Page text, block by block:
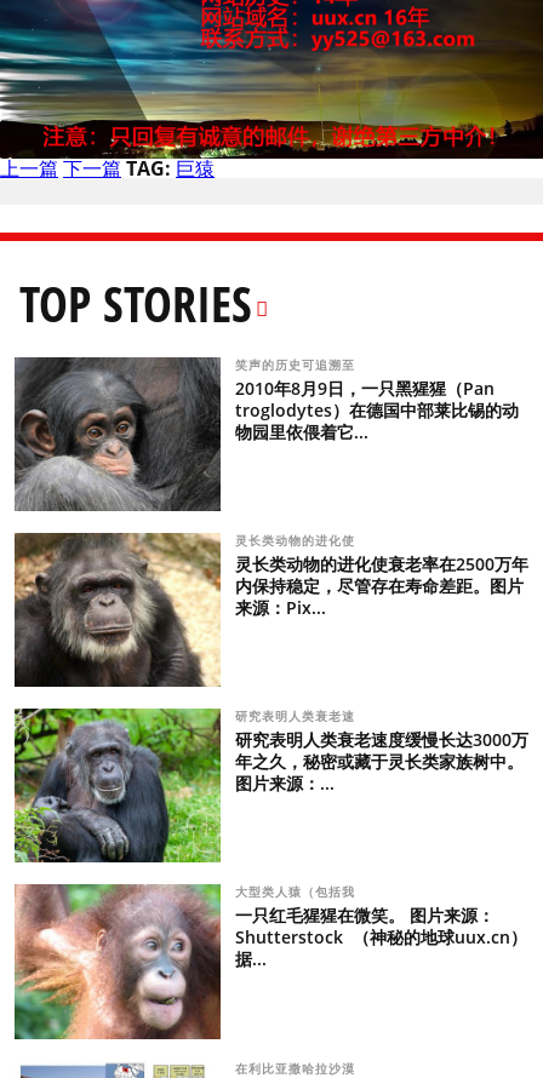
上一篇 下一篇 TAG: 巨猿
TOP STORIES
笑声的历史可追溯至
2010年8月9日，一只黑猩猩（Pan
troglodytes）在德国中部莱比锡的动
物园里依偎着它...
灵长类动物的进化使
灵长类动物的进化使衰老率在2500万年
内保持稳定，尽管存在寿命差距。图片
来源：Pix...
研究表明人类衰老速
研究表明人类衰老速度缓慢长达3000万
年之久，秘密或藏于灵长类家族树中。
图片来源：...
大型类人猿（包括我
一只红毛猩猩在微笑。 图片来源：
Shutterstock （神秘的地球uux.cn）
据...
在利比亚撒哈拉沙漠